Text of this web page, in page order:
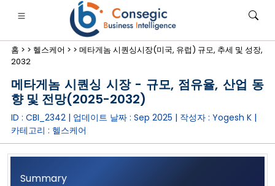
·금융·보험• 소비재 • 에너지 및 전력• 식품 및 음료
• 사례 연구
홈 > > 헬스케어 > > 메타게놈 시퀀싱시장(미국, 유럽) 규모, 추세 및 성장,
2032
메타게놈 시퀀싱 시장 - 규모, 점유율, 산업 동
향 및 전망(2025-2032)
ID : CBI_2342 | 업데이트 날짜 : Sep 2025 | 작성자 : Yogesh K|
카테고리 : 헬스케어
Summary